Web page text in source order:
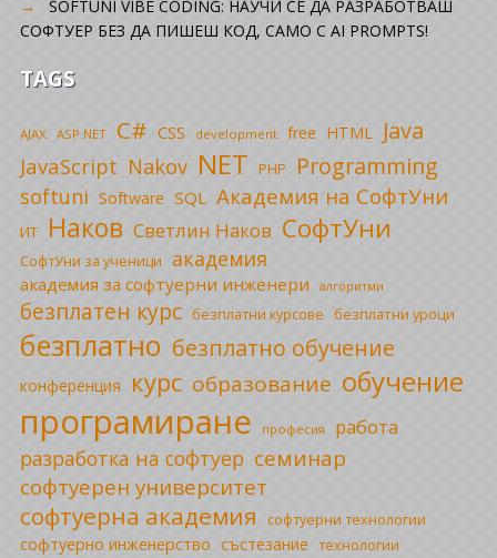
SOFTUNI VIBE CODING: НАУЧИ СЕ ДА РАЗРАБОТВАШ
СОФТУЕР БЕЗ ДА ПИШЕШ КОД, САМО С AI PROMPTS!
TAGS
AJAX ASP.NET C# CSS development free HTML Java
JavaScript Nakov NET PHP Programming
softuni Software SQL Академия на СофтУни
ИТ Наков Светлин Наков СофтУни
СофтУни за ученици академия
академия за софтуерни инженери алгоритми
безплатен курс безплатни курсове безплатни уроци
безплатно безплатно обучение
конференция курс образование обучение
програмиране професия работа
разработка на софтуер семинар
софтуерен университет
софтуерна академия софтуерни технологии
софтуерно инженерство състезание технологии